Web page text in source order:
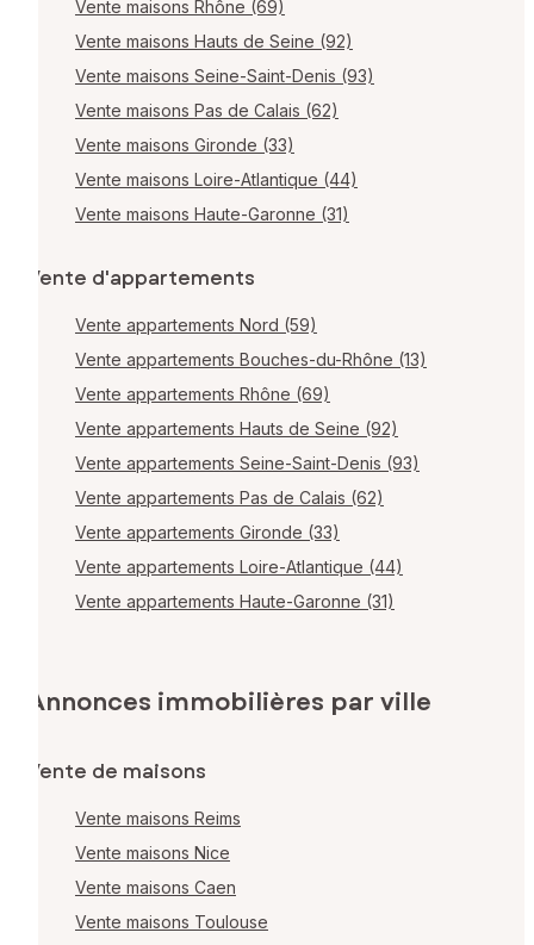
Vente maisons Rhône (69)
Vente maisons Hauts de Seine (92)
Vente maisons Seine-Saint-Denis (93)
Vente maisons Pas de Calais (62)
Vente maisons Gironde (33)
Vente maisons Loire-Atlantique (44)
Vente maisons Haute-Garonne (31)
Vente d'appartements
Vente appartements Nord (59)
Vente appartements Bouches-du-Rhône (13)
Vente appartements Rhône (69)
Vente appartements Hauts de Seine (92)
Vente appartements Seine-Saint-Denis (93)
Vente appartements Pas de Calais (62)
Vente appartements Gironde (33)
Vente appartements Loire-Atlantique (44)
Vente appartements Haute-Garonne (31)
Annonces immobilières par ville
Vente de maisons
Vente maisons Reims
Vente maisons Nice
Vente maisons Caen
Vente maisons Toulouse